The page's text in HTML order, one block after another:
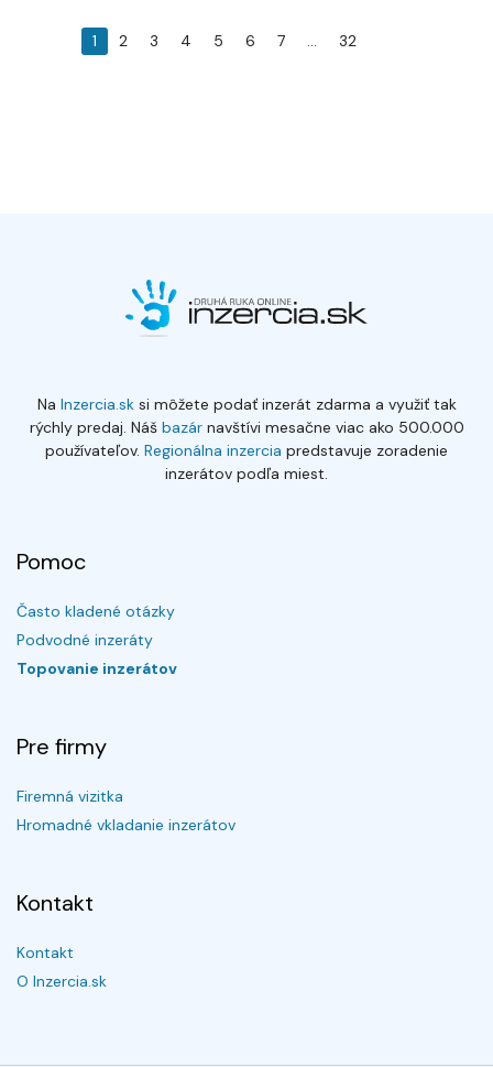
1 2 3 4 5 6 7 ... 32
Na Inzercia.sksi môžete podať inzerát zdarma a využiť tak
rýchly predaj. Náš bazárnavštívi mesačne viac ako 500.000
používateľov. Regionálna inzercia predstavuje zoradenie
inzerátov podľa miest.
Pomoc
Často kladené otázky
Podvodné inzeráty
Topovanie inzerátov
Pre firmy
Firemná vizitka
Hromadné vkladanie inzerátov
Kontakt
Kontakt
O Inzercia.sk